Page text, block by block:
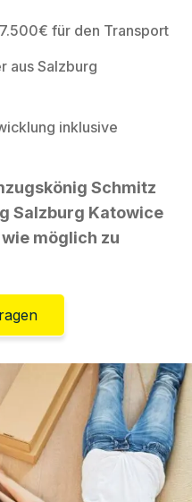
für den Transport
aus Salzburg
inklusive
Schmitz
Salzburg Katowice
möglich zu